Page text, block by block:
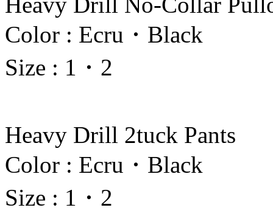
Color : Ecru・Black
Size : 1・2
Heavy Drill 2tuck Pants
Color : Ecru・Black
Size : 1・2